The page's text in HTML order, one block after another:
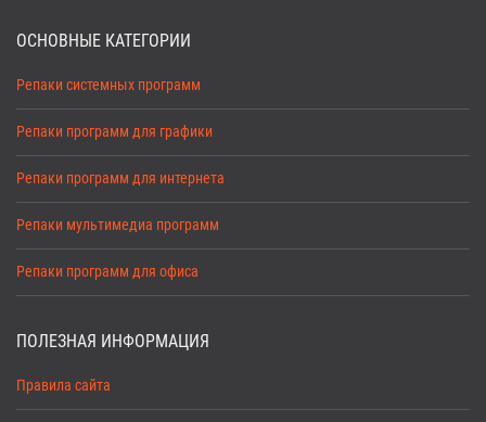
ОСНОВНЫЕ КАТЕГОРИИ
Репаки системных программ
Репаки программ для графики
Репаки программ для интернета
Репаки мультимедиа программ
Репаки программ для офиса
ПОЛЕЗНАЯ ИНФОРМАЦИЯ
Правила сайта